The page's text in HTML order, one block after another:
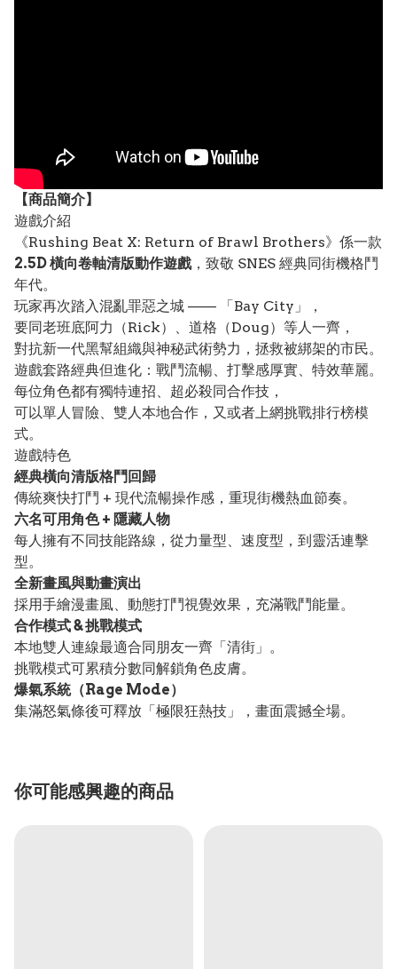
【商品簡介】
遊戲介紹
《Rushing Beat X: Return of Brawl Brothers》係一款
2.5D 橫向卷軸清版動作遊戲，致敬 SNES 經典同街機格鬥
年代。
玩家再次踏入混亂罪惡之城 —— 「Bay City」，
要同老班底阿力（Rick）、道格（Doug）等人一齊，
對抗新一代黑幫組織與神秘武術勢力，拯救被綁架的市民。
遊戲套路經典但進化：戰鬥流暢、打擊感厚實、特效華麗。
每位角色都有獨特連招、超必殺同合作技，
可以單人冒險、雙人本地合作，又或者上網挑戰排行榜模
式。
遊戲特色
經典橫向清版格鬥回歸
傳統爽快打鬥 + 現代流暢操作感，重現街機熱血節奏。
六名可用角色 + 隱藏人物
每人擁有不同技能路線，從力量型、速度型，到靈活連擊
型。
全新畫風與動畫演出
採用手繪漫畫風、動態打鬥視覺效果，充滿戰鬥能量。
合作模式 & 挑戰模式
本地雙人連線最適合同朋友一齊「清街」。
挑戰模式可累積分數同解鎖角色皮膚。
爆氣系統（Rage Mode）
集滿怒氣條後可釋放「極限狂熱技」，畫面震撼全場。
你可能感興趣的商品